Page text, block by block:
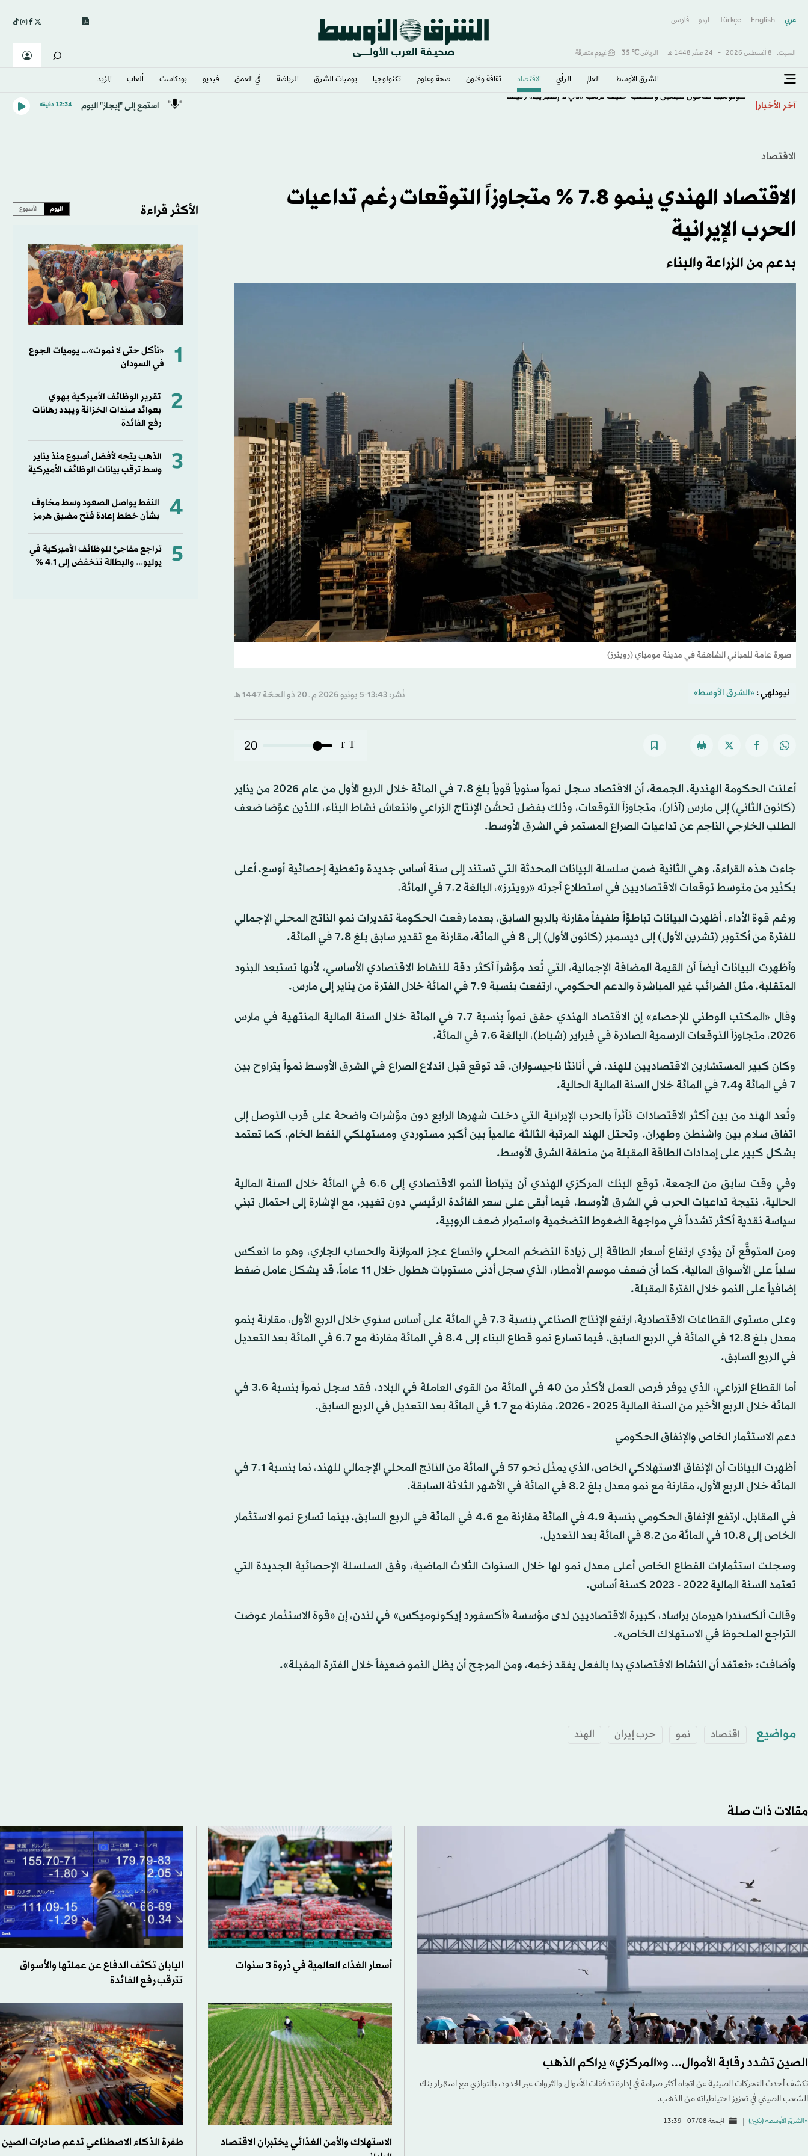
عربي English
Türkçe اردو فارسى
السبت, 8 أغسطس 2026 - 24 صفَر 1448 هـ الرياض℃
35 غيوم متفرقة
الشرق الأوسط​ العالم الرأي الاقتصاد ثقافة وفنون صحة وعلوم تكنولوجيا يوميات الشرق​ الرياضة في العمق فيديو بودكاست ألعاب المزيد
آخر الأخبار كولومبيا تتحول لليمين وتنصّب حليف ترمب «دي لا إسبرييا» رئيساً استمع إلى "إيجاز" اليوم 12:34 دقيقه
الاقتصاد
الاقتصاد الهندي ينمو 7.8 % متجاوزاً التوقعات رغم تداعيات
الحرب الإيرانية
بدعم من الزراعة والبناء
صورة عامة للمباني الشاهقة في مدينة مومباي (رويترز)
نيودلهي : «الشرق الأوسط» نُشر: 13:43-5 يونيو 2026 م ـ 20 ذو الحِجّة 1447 هـ
T
T
20
أعلنت الحكومة الهندية، الجمعة، أن الاقتصاد سجل نمواً سنوياً قوياً بلغ 7.8 في المائة خلال الربع الأول من عام 2026 من يناير
(كانون الثاني) إلى مارس (آذار)، متجاوزاً التوقعات، وذلك بفضل تحسُّن الإنتاج الزراعي وانتعاش نشاط البناء، اللذين عوَّضا ضعف
الطلب الخارجي الناجم عن تداعيات الصراع المستمر في الشرق الأوسط.
جاءت هذه القراءة، وهي الثانية ضمن سلسلة البيانات المحدثة التي تستند إلى سنة أساس جديدة وتغطية إحصائية أوسع، أعلى
بكثير من متوسط توقعات الاقتصاديين في استطلاع أجرته «رويترز»، البالغة 7.2 في المائة.
ورغم قوة الأداء، أظهرت البيانات تباطؤاً طفيفاً مقارنة بالربع السابق، بعدما رفعت الحكومة تقديرات نمو الناتج المحلي الإجمالي
للفترة من أكتوبر (تشرين الأول) إلى ديسمبر (كانون الأول) إلى 8 في المائة، مقارنة مع تقدير سابق بلغ 7.8 في المائة.
وأظهرت البيانات أيضاً أن القيمة المضافة الإجمالية، التي تُعد مؤشراً أكثر دقة للنشاط الاقتصادي الأساسي، لأنها تستبعد البنود
المتقلبة، مثل الضرائب غير المباشرة والدعم الحكومي، ارتفعت بنسبة 7.9 في المائة خلال الفترة من يناير إلى مارس.
وقال «المكتب الوطني للإحصاء» إن الاقتصاد الهندي حقق نمواً بنسبة 7.7 في المائة خلال السنة المالية المنتهية في مارس
2026، متجاوزاً التوقعات الرسمية الصادرة في فبراير (شباط)، البالغة 7.6 في المائة.
وكان كبير المستشارين الاقتصاديين للهند، في أنانثا ناجيسواران، قد توقع قبل اندلاع الصراع في الشرق الأوسط نمواً يتراوح بين
7 في المائة و7.4 في المائة خلال السنة المالية الحالية.
وتُعد الهند من بين أكثر الاقتصادات تأثراً بالحرب الإيرانية التي دخلت شهرها الرابع دون مؤشرات واضحة على قرب التوصل إلى
اتفاق سلام بين واشنطن وطهران. وتحتل الهند المرتبة الثالثة عالمياً بين أكبر مستوردي ومستهلكي النفط الخام، كما تعتمد
بشكل كبير على إمدادات الطاقة المقبلة من منطقة الشرق الأوسط.
وفي وقت سابق من الجمعة، توقع البنك المركزي الهندي أن يتباطأ النمو الاقتصادي إلى 6.6 في المائة خلال السنة المالية
الحالية، نتيجة تداعيات الحرب في الشرق الأوسط، فيما أبقى على سعر الفائدة الرئيسي دون تغيير، مع الإشارة إلى احتمال تبني
سياسة نقدية أكثر تشدداً في مواجهة الضغوط التضخمية واستمرار ضعف الروبية.
ومن المتوقَّع أن يؤدي ارتفاع أسعار الطاقة إلى زيادة التضخم المحلي واتساع عجز الموازنة والحساب الجاري، وهو ما انعكس
سلباً على الأسواق المالية. كما أن ضعف موسم الأمطار، الذي سجل أدنى مستويات هطول خلال 11 عاماً، قد يشكل عامل ضغط
إضافياً على النمو خلال الفترة المقبلة.
وعلى مستوى القطاعات الاقتصادية، ارتفع الإنتاج الصناعي بنسبة 7.3 في المائة على أساس سنوي خلال الربع الأول، مقارنة بنمو
معدل بلغ 12.8 في المائة في الربع السابق، فيما تسارع نمو قطاع البناء إلى 8.4 في المائة مقارنة مع 6.7 في المائة بعد التعديل
في الربع السابق.
أما القطاع الزراعي، الذي يوفر فرص العمل لأكثر من 40 في المائة من القوى العاملة في البلاد، فقد سجل نمواً بنسبة 3.6 في
المائة خلال الربع الأخير من السنة المالية 2025 - 2026، مقارنة مع 1.7 في المائة بعد التعديل في الربع السابق.
دعم الاستثمار الخاص والإنفاق الحكومي
أظهرت البيانات أن الإنفاق الاستهلاكي الخاص، الذي يمثل نحو 57 في المائة من الناتج المحلي الإجمالي للهند، نما بنسبة 7.1 في
المائة خلال الربع الأول، مقارنة مع نمو معدل بلغ 8.2 في المائة في الأشهر الثلاثة السابقة.
في المقابل، ارتفع الإنفاق الحكومي بنسبة 4.9 في المائة مقارنة مع 4.6 في المائة في الربع السابق، بينما تسارع نمو الاستثمار
الخاص إلى 10.8 في المائة من 8.2 في المائة بعد التعديل.
وسجلت استثمارات القطاع الخاص أعلى معدل نمو لها خلال السنوات الثلاث الماضية، وفق السلسلة الإحصائية الجديدة التي
تعتمد السنة المالية 2022 - 2023 كسنة أساس.
وقالت ألكسندرا هيرمان براساد، كبيرة الاقتصاديين لدى مؤسسة «أكسفورد إيكونوميكس» في لندن، إن «قوة الاستثمار عوضت
التراجع الملحوظ في الاستهلاك الخاص».
وأضافت: «نعتقد أن النشاط الاقتصادي بدا بالفعل يفقد زخمه، ومن المرجح أن يظل النمو ضعيفاً خلال الفترة المقبلة».
مواضيع اقتصاد نمو حرب إيران الهند
الأكثر قراءة اليوم الأسبوع
1
«نأكل حتى لا نموت»... يوميات الجوع
في السودان
2
تقرير الوظائف الأميركية يهوي
بعوائد سندات الخزانة ويبدد رهانات
رفع الفائدة
3
الذهب يتجه لأفضل أسبوع منذ يناير
وسط ترقب بيانات الوظائف الأميركية
4
النفط يواصل الصعود وسط مخاوف
بشأن خطط إعادة فتح مضيق هرمز
5
تراجع مفاجئ للوظائف الأميركية في
يوليو... والبطالة تنخفض إلى 4.1 %
مقالات ذات صلة
الصين تشدد رقابة الأموال... و«المركزي» يراكم الذهب
تكشف أحدث التحركات الصينية عن اتجاه أكثر صرامة في إدارة تدفقات الأموال والثروات عبر الحدود، بالتوازي مع استمرار بنك
الشعب الصيني في تعزيز احتياطياته من الذهب.
«الشرق الأوسط» (بكين) الجمعة 07/08 - 13:39
أسعار الغذاء العالمية في ذروة 3 سنوات
اليابان تكثف الدفاع عن عملتها والأسواق
تترقب رفع الفائدة
الاستهلاك والأمن الغذائي يختبران الاقتصاد
طفرة الذكاء الاصطناعي تدعم صادرات الصين